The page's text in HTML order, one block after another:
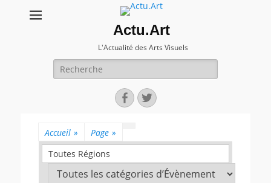
Actu.Art
L'Actualité des Arts Visuels
Recherche
pour:
Facebook
Twitter
Accueil » Page »
Toutes Régions